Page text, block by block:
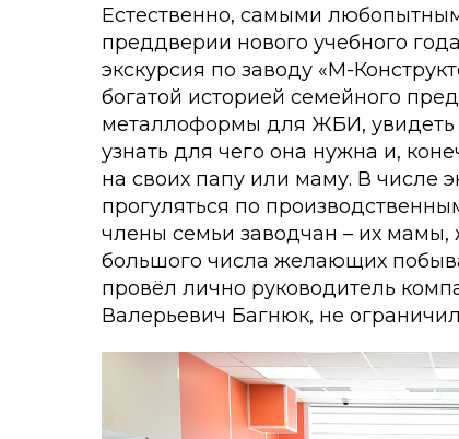
Естественно, самыми
преддверии нового учебного
экскурсия по заводу «М-
богатой историей семейного
металлоформы для ЖБИ, увидеть
узнать для чего она нужна и,
на своих папу или маму. В числе
прогуляться по
члены семьи заводчан – их
большого числа желающих
провёл лично руководитель
Валерьевич Багнюк, не